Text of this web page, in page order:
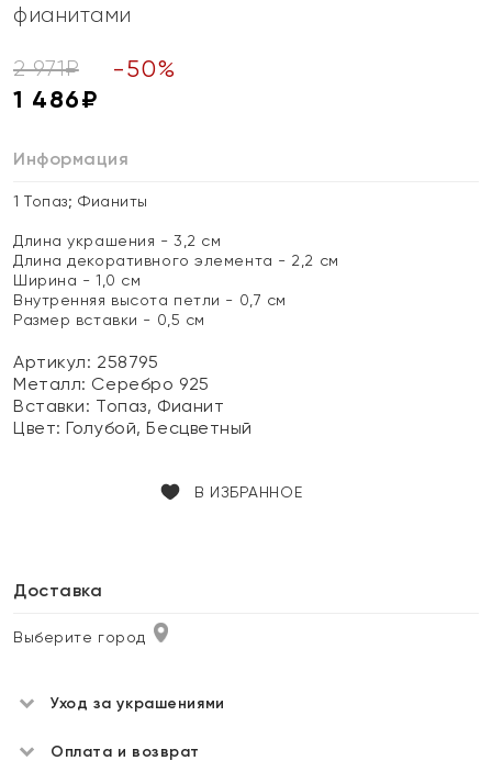
фианитами
2 971₽ -50%
1 486₽
Информация
1 Топаз; Фианиты
Длина украшения - 3,2 см
Длина декоративного элемента - 2,2 см
Ширина - 1,0 см
Внутренняя высота петли - 0,7 см
Размер вставки - 0,5 см
Артикул: 258795
Металл: Серебро 925
Вставки: Топаз, Фианит
Цвет:Голубой, Бесцветный
В ИЗБРАННОЕ
Доставка
Выберите город
Уход за украшениями
Оплата и возврат